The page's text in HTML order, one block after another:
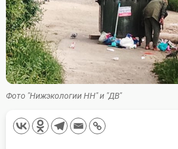
Фото "Нижэкологии НН" и "ДВ"